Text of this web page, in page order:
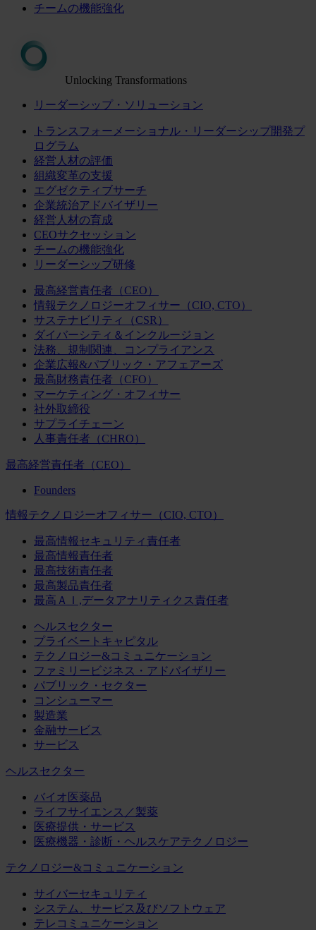
チームの機能強化
Unlocking Transformations
リーダーシップ・ソリューション
トランスフォーメーショナル・リーダーシップ開発プ
ログラム
経営人材の評価
組織変革の支援
エグゼクティブサーチ
企業統治アドバイザリー
経営人材の育成
CEOサクセッション
チームの機能強化
リーダーシップ研修
最高経営責任者（CEO）
情報テクノロジーオフィサー（CIO, CTO）
サステナビリティ（CSR）
ダイバーシティ＆インクルージョン
法務、規制関連、コンプライアンス
企業広報&パブリック・アフェアーズ
最高財務責任者（CFO）
マーケティング・オフィサー
社外取締役
サプライチェーン
人事責任者（CHRO）
最高経営責任者（CEO）
Founders
情報テクノロジーオフィサー（CIO, CTO）
最高情報セキュリティ責任者
最高情報責任者
最高技術責任者
最高製品責任者
最高ＡＩ,データアナリティクス責任者
ヘルスセクター
プライベートキャピタル
テクノロジー&コミュニケーション
ファミリービジネス・アドバイザリー
パブリック・セクター
コンシューマー
製造業
金融サービス
サービス
ヘルスセクター
バイオ医薬品
ライフサイエンス／製薬
医療提供・サービス
医療機器・診断・ヘルスケアテクノロジー
テクノロジー&コミュニケーション
サイバーセキュリティ
システム、サービス及びソフトウェア
テレコミュニケーション